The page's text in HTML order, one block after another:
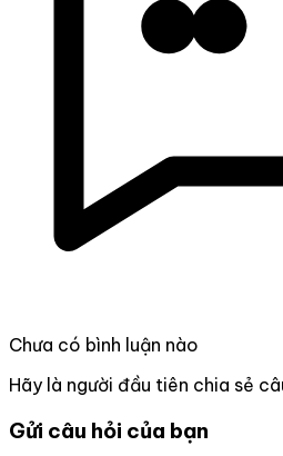
Chưa có bình luận nào
Hãy là người đầu tiên chia sẻ
Gửi câu hỏi của bạn